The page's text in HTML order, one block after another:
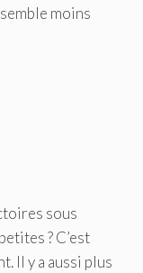
moins
sous
? C’est
Il y a aussi plus